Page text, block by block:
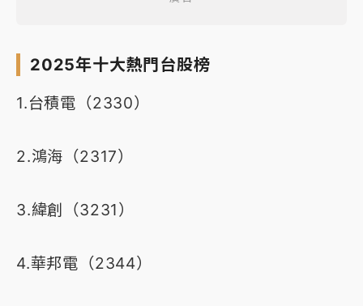
2025年十大熱門台股榜
1.台積電（2330）
2.鴻海（2317）
3.緯創（3231）
4.華邦電（2344）